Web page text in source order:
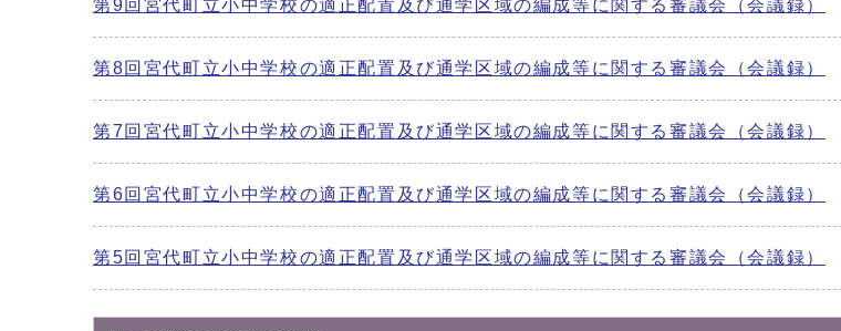
第9回宮代町立小中学校の適正配置及び通学区域の編成等に関する審議会（会議録）
第8回宮代町立小中学校の適正配置及び通学区域の編成等に関する審議会（会議録）
第7回宮代町立小中学校の適正配置及び通学区域の編成等に関する審議会（会議録）
第6回宮代町立小中学校の適正配置及び通学区域の編成等に関する審議会（会議録）
第5回宮代町立小中学校の適正配置及び通学区域の編成等に関する審議会（会議録）